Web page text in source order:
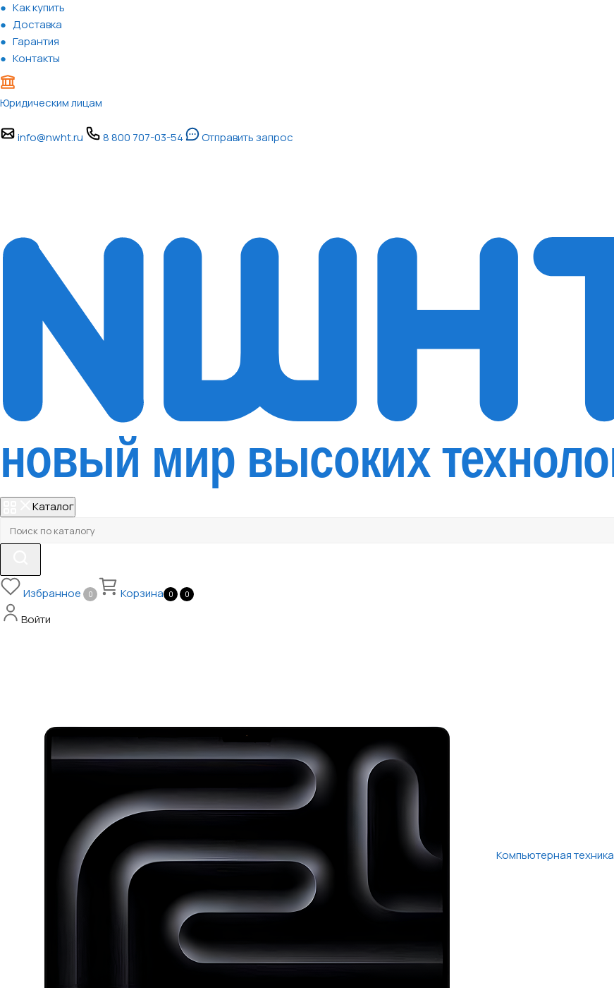
Как купить
Доставка
Гарантия
Контакты
Юридическим лицам
info@nwht.ru 8 800 707-03-54 Отправить запрос
Каталог
Избранное 0 Корзина 0 0
Войти
Компьютерная техника